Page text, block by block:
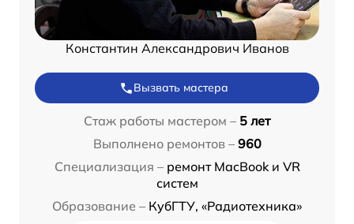
Константин Александрович Иванов
Вызвать мастера
Стаж работы мастером – 5 лет
Выполнено ремонтов – 960
Специализация – ремонт MacBook и VR
систем
Образование – КубГТУ, «Радиотехника»